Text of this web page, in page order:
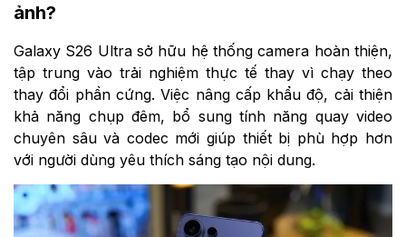
ảnh?
Galaxy S26 Ultra sở hữu hệ thống camera hoàn thiện,
tập trung vào trải nghiệm thực tế thay vì chạy theo
thay đổi phần cứng. Việc nâng cấp khẩu độ, cải thiện
khả năng chụp đêm, bổ sung tính năng quay video
chuyên sâu và codec mới giúp thiết bị phù hợp hơn
với người dùng yêu thích sáng tạo nội dung.